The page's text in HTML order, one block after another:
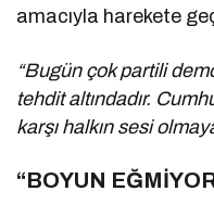
amacıyla harekete
“Bugün çok partili
tehdit altındadır.
karşı halkın sesi
“BOYUN